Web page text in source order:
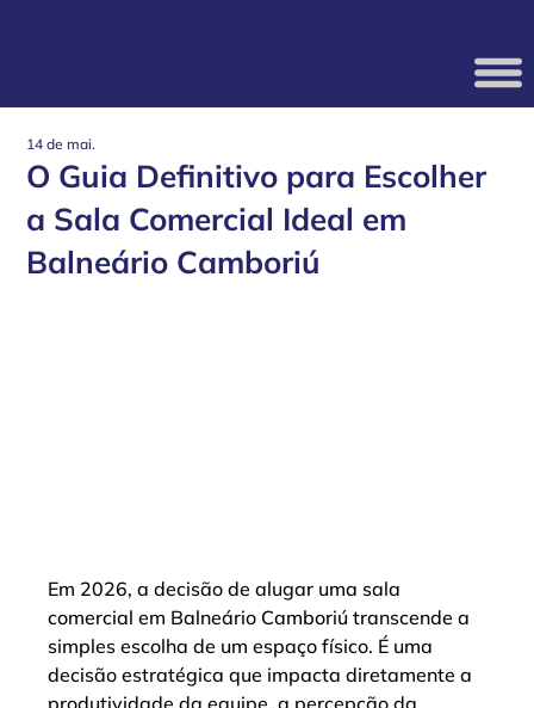
O Guia Definitivo para Escolher
a Sala Comercial Ideal em
Balneário Camboriú
14 de mai.
Em 2026, a decisão de alugar uma sala
comercial em Balneário Camboriú transcende a
simples escolha de um espaço físico. É uma
decisão estratégica que impacta diretamente a